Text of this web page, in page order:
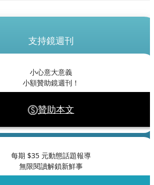
支持鏡週刊
小心意大意義
小額贊助鏡週刊！
贊助本文
每期 $35 元動態話題報導
無限閱讀解鎖新鮮事